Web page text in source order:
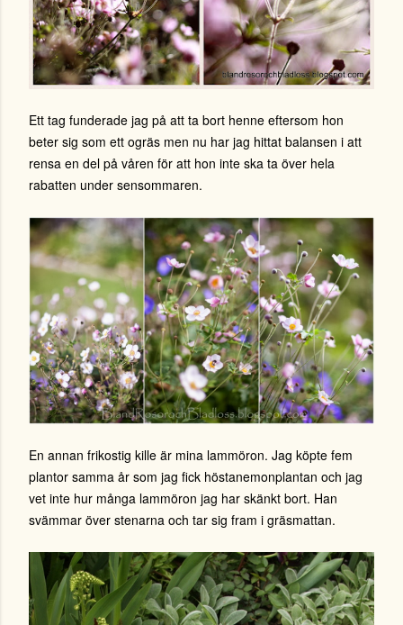
Ett tag funderade jag på att ta bort henne eftersom hon
beter sig som ett ogräs men nu har jag hittat balansen i att
rensa en del på våren för att hon inte ska ta över hela
rabatten under sensommaren.
En annan frikostig kille är mina lammöron. Jag köpte fem
plantor samma år som jag fick höstanemonplantan och jag
vet inte hur många lammöron jag har skänkt bort. Han
svämmar över stenarna och tar sig fram i gräsmattan.